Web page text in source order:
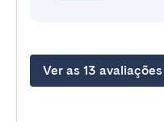
Ver as 13 avaliações